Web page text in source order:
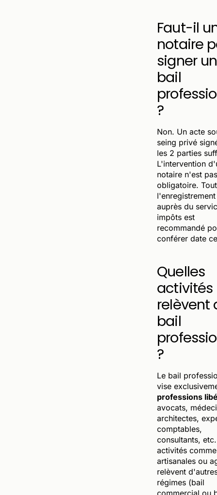
Faut-il
notaire
signer un
bail
?
Non. Un acte
seing privé
les 2 parties
L'intervention
notaire n'est
obligatoire.
auprès du
impôts est
recommandé
conférer date
Quelles
activités
relèvent
bail
?
Le bail
vise
professions
avocats,
architectes,
comptables,
consultants,
activités
artisanales ou
relèvent
régimes (bail
commercial ou